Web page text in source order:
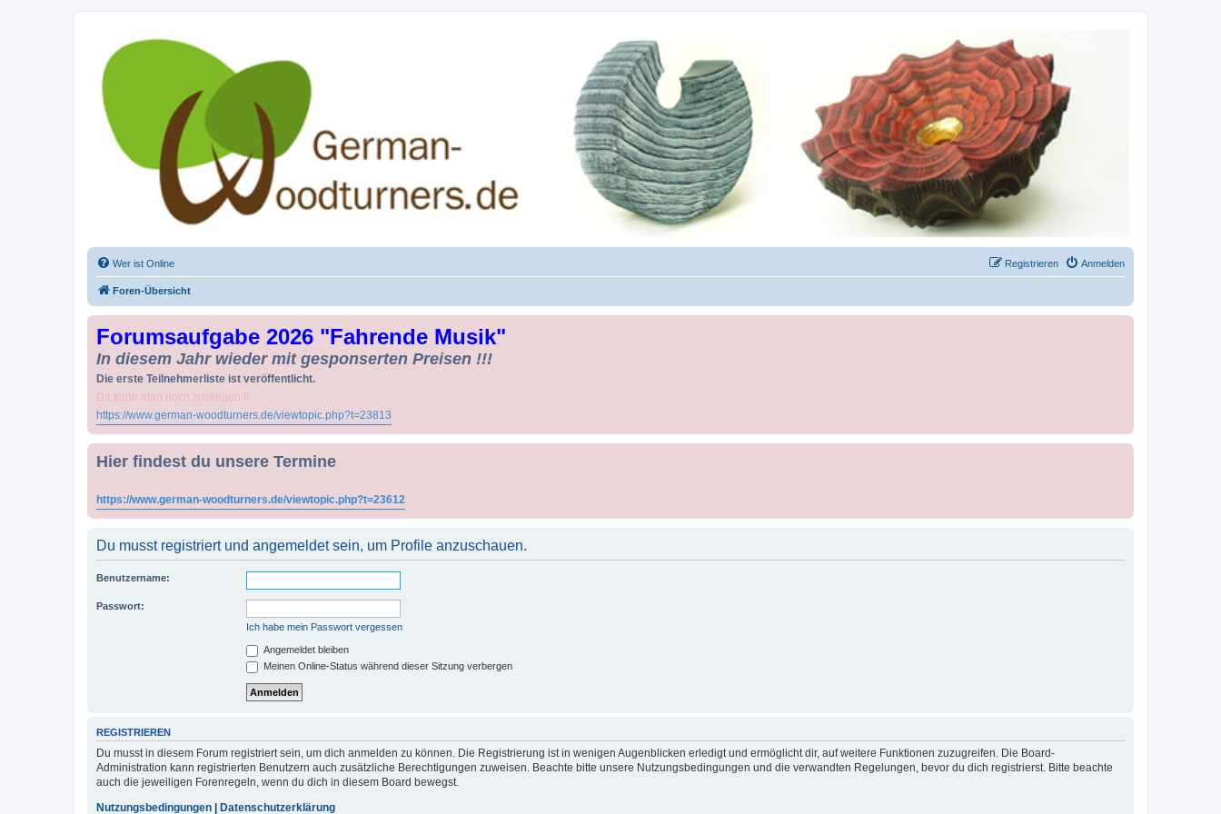
Drechseln und Kunsthandwerk - German-Woodturners *Forum Sauerland*
Der Treffpunkt für Drechsler und Freunde des Kunsthandwerks
Wer ist Online Anmelden
Registrieren
Foren-Übersicht
Forumsaufgabe 2026 "Fahrende Musik"
In diesem Jahr wieder mit gesponserten Preisen !!!
Die erste Teilnehmerliste ist veröffentlicht.
Da kann man noch zusteigen !!
https://www.german-woodturners.de/viewtopic.php?t=23813
Hier findest du unsere Termine
https://www.german-woodturners.de/viewtopic.php?t=23612
Du musst registriert und angemeldet sein, um Profile anzuschauen.
Benutzername:
Passwort:
Ich habe mein Passwort vergessen
Angemeldet bleiben
Meinen Online-Status während dieser Sitzung verbergen
REGISTRIEREN
Du musst in diesem Forum registriert sein, um dich anmelden zu können. Die Registrierung ist in wenigen Augenblicken erledigt und ermöglicht dir, auf weitere Funktionen zuzugreifen. Die Board-
Administration kann registrierten Benutzern auch zusätzliche Berechtigungen zuweisen. Beachte bitte unsere Nutzungsbedingungen und die verwandten Regelungen, bevor du dich registrierst. Bitte beachte
auch die jeweiligen Forenregeln, wenn du dich in diesem Board bewegst.
Nutzungsbedingungen
Datenschutzerklärung